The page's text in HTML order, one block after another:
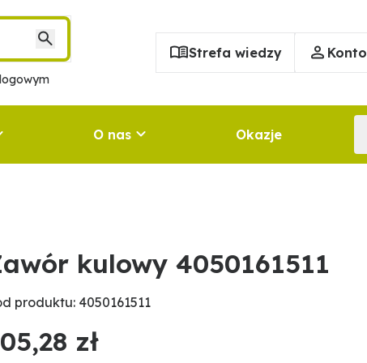
Strefa wiedzy Konto
O nas Okazje
kulowy 4050161511
produktu: 4050161511
zł